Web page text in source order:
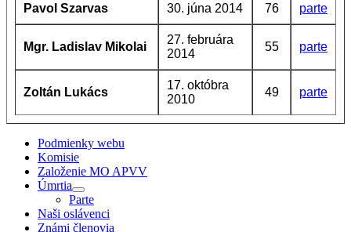
Pavol Szarvas 30. júna 2014 76 parte
Mgr. Ladislav Mikolai
27. februára
2014
55 parte
Zoltán Lukács
17. októbra
2010
49 parte
Podmienky webu
Komisie
Založenie MO APVV
Úmrtia
Parte
Naši oslávenci
Známi členovia